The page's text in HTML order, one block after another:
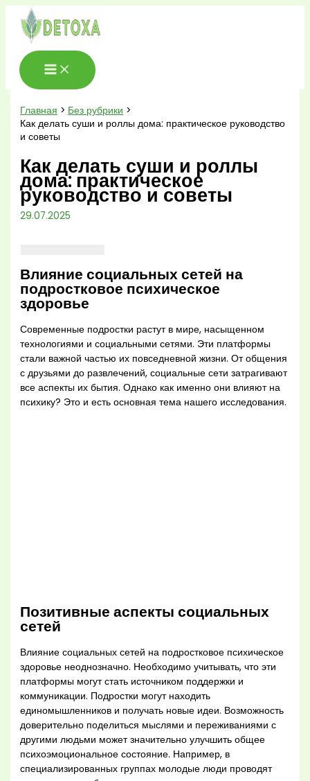
Перейти
содержимому
Главная
Без рубрики
Как делать суши и роллы дома: практическое руководство
и советы
Как делать суши и роллы
дома: практическое
руководство и советы
29.07.2025
Влияние социальных сетей на
подростковое психическое
здоровье
Современные подростки растут в мире, насыщенном
технологиями и социальными сетями. Эти платформы
стали важной частью их повседневной жизни. От общения
с друзьями до развлечений, социальные сети затрагивают
все аспекты их бытия. Однако как именно они влияют на
психику? Это и есть основная тема нашего исследования.
Позитивные аспекты социальных
сетей
Влияние социальных сетей на подростковое психическое
здоровье неоднозначно. Необходимо учитывать, что эти
платформы могут стать источником поддержки и
коммуникации. Подростки могут находить
единомышленников и получать новые идеи. Возможность
доверительно поделиться мыслями и переживаниями с
другими людьми может значительно улучшить общее
психоэмоциональное состояние. Например, в
специализированных группах молодые люди проводят